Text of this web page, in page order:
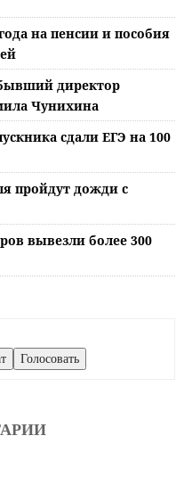
на пенсии и пособия
директор
Чунихина
сдали ЕГЭ на 100
пройдут дожди с
вывезли более 300